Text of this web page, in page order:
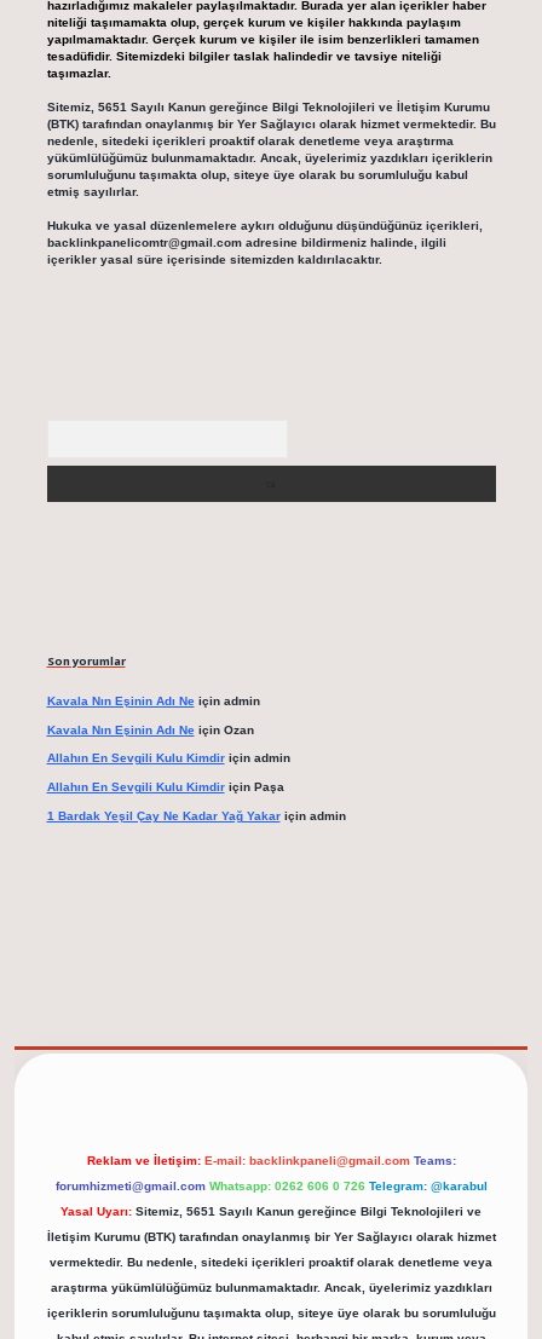
hazırladığımız makaleler paylaşılmaktadır. Burada yer alan içerikler haber
niteliği taşımamakta olup, gerçek kurum ve kişiler hakkında paylaşım
yapılmamaktadır. Gerçek kurum ve kişiler ile isim benzerlikleri tamamen
tesadüfidir. Sitemizdeki bilgiler taslak halindedir ve tavsiye niteliği
taşımazlar.
Sitemiz, 5651 Sayılı Kanun gereğince Bilgi Teknolojileri ve İletişim Kurumu
(BTK) tarafından onaylanmış bir Yer Sağlayıcı olarak hizmet vermektedir. Bu
nedenle, sitedeki içerikleri proaktif olarak denetleme veya araştırma
yükümlülüğümüz bulunmamaktadır. Ancak, üyelerimiz yazdıkları içeriklerin
sorumluluğunu taşımakta olup, siteye üye olarak bu sorumluluğu kabul
etmiş sayılırlar.
Hukuka ve yasal düzenlemelere aykırı olduğunu düşündüğünüz içerikleri,
backlinkpanelicomtr@gmail.comadresine bildirmeniz halinde, ilgili
içerikler yasal süre içerisinde sitemizden kaldırılacaktır.
Son yorumlar
Kavala Nın Eşinin Adı Neiçin admin
Kavala Nın Eşinin Adı Neiçin Ozan
Allahın En Sevgili Kulu Kimdiriçin admin
Allahın En Sevgili Kulu Kimdiriçin Paşa
1 Bardak Yeşil Çay Ne Kadar Yağ Yakariçin admin
Reklam ve İletişim: E-mail: backlinkpaneli@gmail.com Teams:
forumhizmeti@gmail.com Whatsapp: 0262 606 0 726 Telegram: @karabul
Yasal Uyarı: Sitemiz, 5651 Sayılı Kanun gereğince Bilgi Teknolojileri ve
İletişim Kurumu (BTK) tarafından onaylanmış bir Yer Sağlayıcı olarak hizmet
vermektedir. Bu nedenle, sitedeki içerikleri proaktif olarak denetleme veya
araştırma yükümlülüğümüz bulunmamaktadır. Ancak, üyelerimiz yazdıkları
içeriklerin sorumluluğunu taşımakta olup, siteye üye olarak bu sorumluluğu